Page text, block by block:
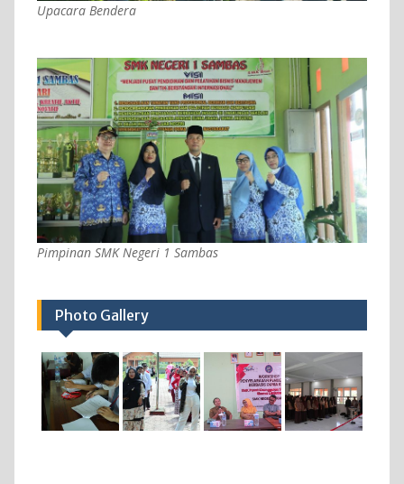
Upacara Bendera
Pimpinan SMK Negeri 1 Sambas
Photo Gallery